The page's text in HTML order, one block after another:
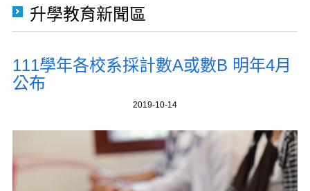
升學教育新聞區
111學年各校系採計數A或數B 明年4月
公布
2019-10-14